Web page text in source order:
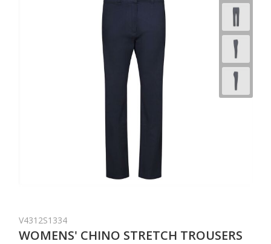
V4312S1334
WOMENS' CHINO STRETCH TROUSERS